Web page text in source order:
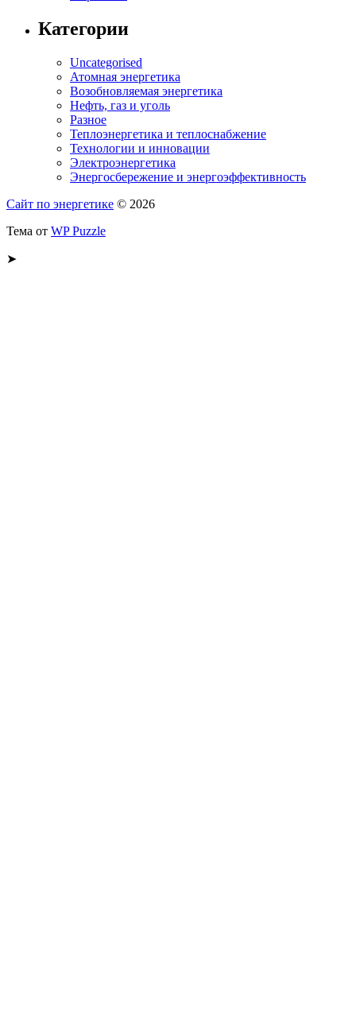
Категории
Uncategorised
Атомная энергетика
Возобновляемая энергетика
Нефть, газ и уголь
Разное
Теплоэнергетика и теплоснабжение
Технологии и инновации
Электроэнергетика
Энергосбережение и энергоэффективность
Сайт по энергетике © 2026
Тема от WP Puzzle
➤